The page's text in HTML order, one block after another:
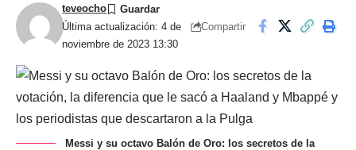
Última actualización: 4 de
noviembre de 2023 13:30
teveocho
Compartir
Messi y su octavo Balón de Oro: los secretos de la